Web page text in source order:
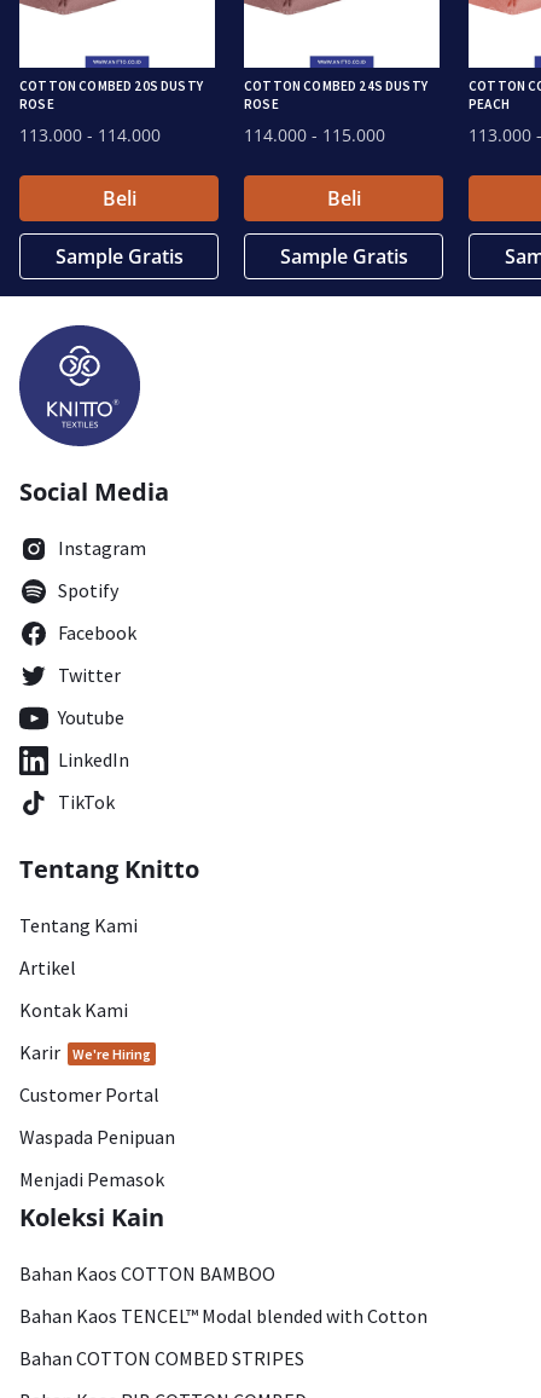
COTTON COMBED 20S DUSTY
ROSE
113.000 - 114.000
Beli
Sample Gratis
COTTON COMBED 24S DUSTY
ROSE
114.000 - 115.000
Beli
Sample Gratis
COTTON
PEACH
113.000
Social Media
Instagram
Spotify
Facebook
Twitter
Youtube
LinkedIn
TikTok
Tentang Knitto
Tentang Kami
Artikel
Kontak Kami
Karir
We're Hiring
Customer Portal
Waspada Penipuan
Menjadi Pemasok
Koleksi Kain
Bahan Kaos COTTON BAMBOO
Bahan Kaos TENCEL™ Modal blended with Cotton
Bahan COTTON COMBED STRIPES